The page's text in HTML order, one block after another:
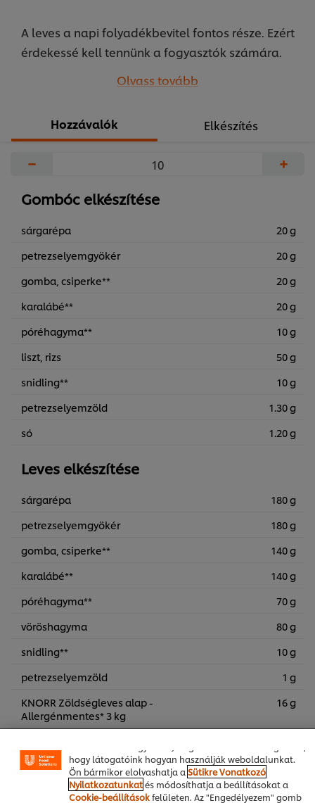
A leves a napi folyadékbevitel fontos része. Ezért
érdekessé kell tennünk a fogyasztók számára.
Gyuricza Ákos dietetikus készített.
Olvass tovább
Hozzávalók Elkészítés
− +
Gombóc elkészítése
sárgarépa
20 g
petrezselyemgyökér
20 g
gomba, csiperke**
20 g
karalábé**
20 g
póréhagyma**
10 g
liszt, rizs
50 g
snidling**
10 g
petrezselyemzöld
1.30 g
só
1.20 g
Leves elkészítése
sárgarépa
180 g
petrezselyemgyökér
180 g
gomba, csiperke**
140 g
karalábé**
140 g
póréhagyma**
70 g
vöröshagyma
80 g
snidling**
10 g
petrezselyemzöld
1 g
KNORR Zöldségleves alap -
Allergénmentes* 3 kg
16 g
KNORR Egész fekete bors 0,5 kg
0.60 g
A weboldalon sütiket (és hasonló technológiákat)
sütik lehetővé teszik egyes weboldal-funkciók
Instagramon) való megosztást, és hogy személyre
szabott, érdeklődésének megfelelő üzeneteket,
hogy látogatóink hogyan használják weboldalunkat.
Ön bármikor elolvashatja aSütikre Vonatkozó
Nyilatkozatunkatés módosíthatja a beállításokat a
Cookie-beállításokfelületen. Az "Engedélyezem" gomb